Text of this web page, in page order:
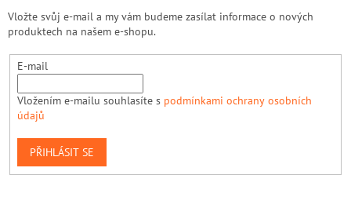
Vložte svůj e-mail a my vám budeme zasílat informace o nových
produktech na našem e-shopu.
E-mail
Vložením e-mailu souhlasíte s podmínkami ochrany osobních
údajů
PŘIHLÁSIT SE